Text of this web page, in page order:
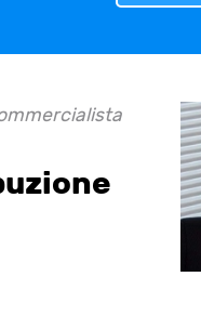
Mercanti e
E. Piacquaddio,
Orlandi